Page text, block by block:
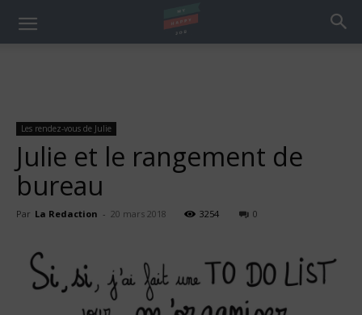
Les rendez-vous de Julie
Julie et le rangement de
bureau
Par La Redaction - 20 mars 2018 3254 0